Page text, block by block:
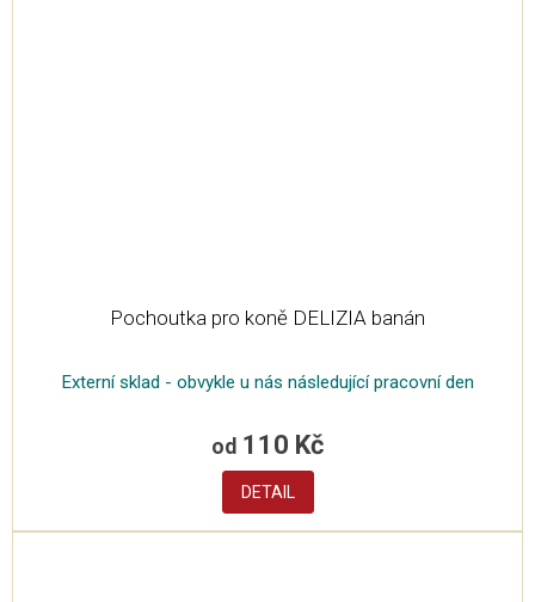
Pochoutka pro koně DELIZIA banán
Externí sklad - obvykle u nás následující pracovní den
od 110 Kč
DETAIL